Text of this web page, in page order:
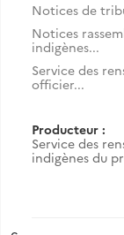
Notices de
Notices
indigènes...
Service des
officier...
Producteur :
Service des
indigènes du